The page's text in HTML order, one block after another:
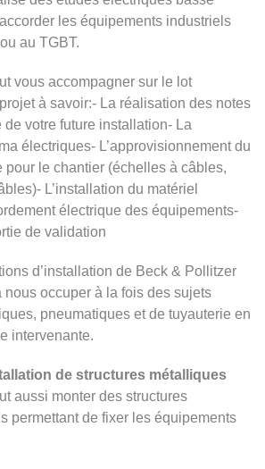
les équipements industriels
au TGBT.
vous accompagner sur le lot
à savoir:- La réalisation des notes
votre future installation- La
électriques- L’approvisionnement du
pour le chantier (échelles à câbles,
L’installation du matériel
électrique des équipements-
de validation
d’installation de Beck & Pollitzer
nous occuper à la fois des sujets
pneumatiques et de tuyauterie en
intervenante.
de structures métalliques
aussi monter des structures
permettant de fixer les équipements